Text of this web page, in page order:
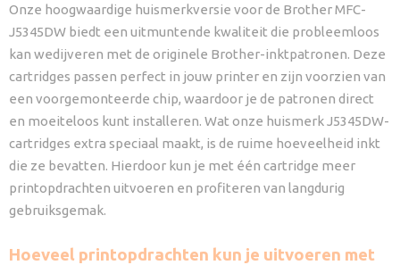
Onze hoogwaardige huismerkversie voor de Brother MFC-
J5345DW biedt een uitmuntende kwaliteit die probleemloos
kan wedijveren met de originele Brother-inktpatronen. Deze
cartridges passen perfect in jouw printer en zijn voorzien van
een voorgemonteerde chip, waardoor je de patronen direct
en moeiteloos kunt installeren. Wat onze huismerk J5345DW-
cartridges extra speciaal maakt, is de ruime hoeveelheid inkt
die ze bevatten. Hierdoor kun je met één cartridge meer
printopdrachten uitvoeren en profiteren van langdurig
gebruiksgemak.
Hoeveel printopdrachten kun je uitvoeren met